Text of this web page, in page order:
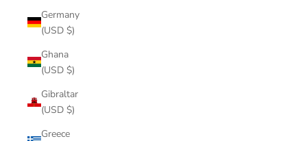
Germany
(USD $)
Ghana
(USD $)
Gibraltar
(USD $)
Greece